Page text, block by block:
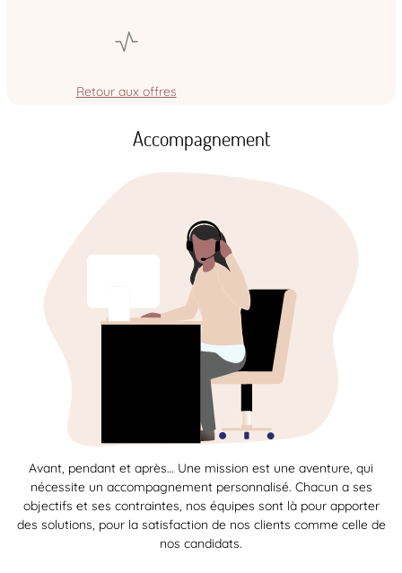
Retour aux offres
Accompagnement
Avant, pendant et après… Une mission est une aventure, qui
nécessite un accompagnement personnalisé. Chacun a ses
objectifs et ses contraintes, nos équipes sont là pour apporter
des solutions, pour la satisfaction de nos clients comme celle de
nos candidats.